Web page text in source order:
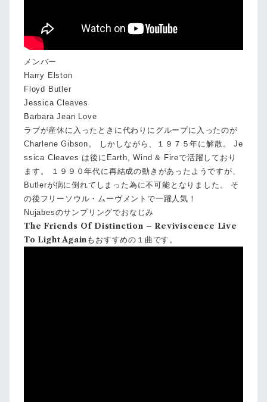
メンバー
Harry Elston
Floyd Butler
Jessica Cleaves
Barbara Jean Love
ラブが産休に入ったときに代わりにグループに入ったのが
Charlene Gibson。 しかしながら、１９７５年に解散。 Je
ssica Cleaves は後にEarth, Wind & Fireで活躍しており
ます。 １９９０年代に再結成の動きがあったようですが、
Butlerが病に倒れてしまった為に不可能となりました。 そ
の後フリーソウル・ムーヴメントで一躍人気！
Nujabesのサンプリングでおなじみ
The Friends Of Distinction ‎– Reviviscence Live
To Light Again もおすすめの１曲です。